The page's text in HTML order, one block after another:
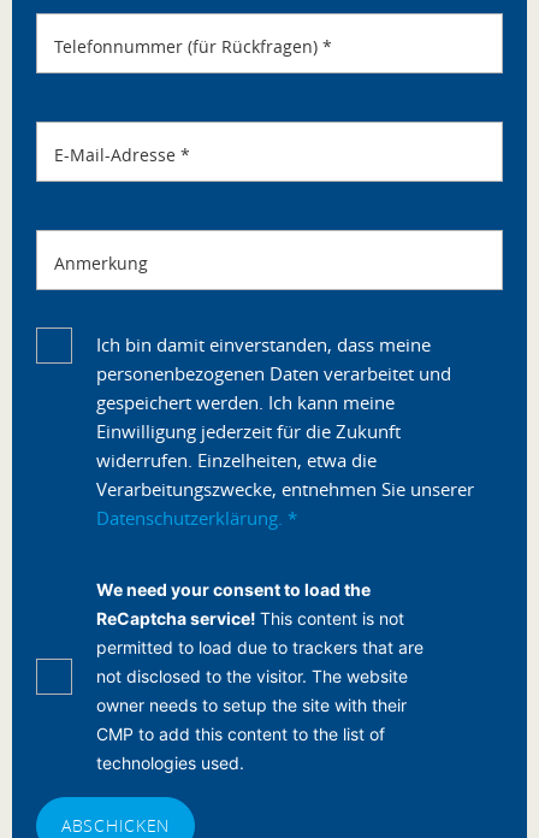
Telefonnummer (für Rückfragen) *
E-Mail-Adresse *
Anmerkung
Ich bin damit einverstanden, dass meine
personenbezogenen Daten verarbeitet und
gespeichert werden. Ich kann meine
Einwilligung jederzeit für die Zukunft
widerrufen. Einzelheiten, etwa die
Verarbeitungszwecke, entnehmen Sie unserer
Datenschutzerklärung. *
We need your consent to load the
ReCaptcha service! This content is not
permitted to load due to trackers that are
not disclosed to the visitor. The website
owner needs to setup the site with their
CMP to add this content to the list of
technologies used.
ABSCHICKEN